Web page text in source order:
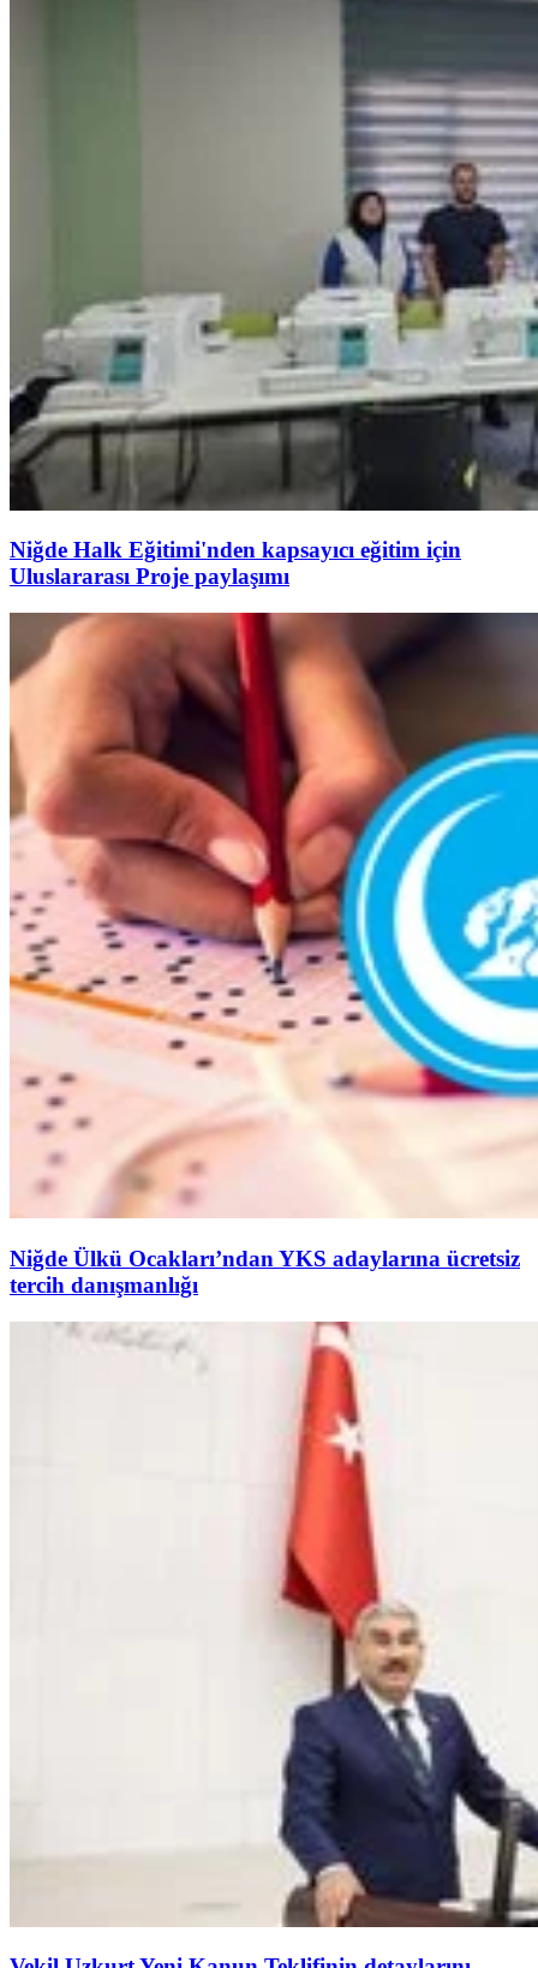
Niğde Halk Eğitimi'nden kapsayıcı eğitim için
Uluslararası Proje paylaşımı
Niğde Ülkü Ocakları’ndan YKS adaylarına ücretsiz
tercih danışmanlığı